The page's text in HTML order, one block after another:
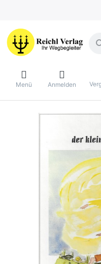
Menü Anmelden